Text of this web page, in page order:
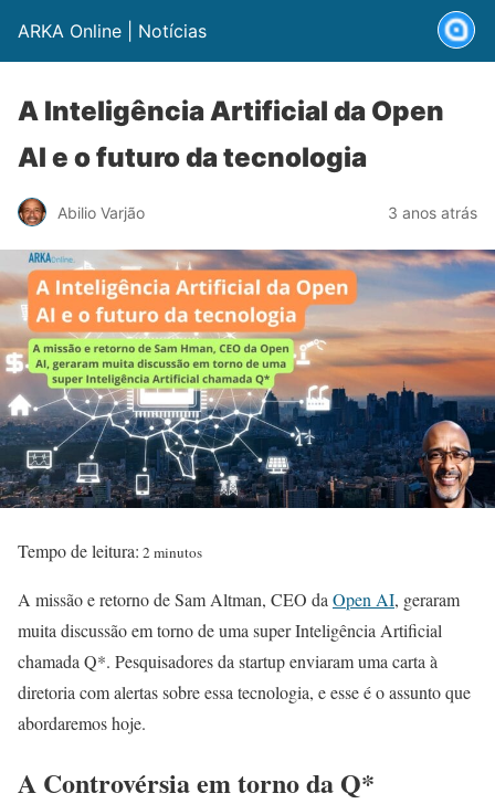
ARKA Online | Notícias
A Inteligência Artificial da Open
AI e o futuro da tecnologia
Abilio Varjão 3 anos atrás
Tempo de leitura: 2 minutos
A missão e retorno de Sam Altman, CEO da Open AI, geraram
muita discussão em torno de uma super Inteligência Artificial
chamada Q*. Pesquisadores da startup enviaram uma carta à
diretoria com alertas sobre essa tecnologia, e esse é o assunto que
abordaremos hoje.
A Controvérsia em torno da Q*